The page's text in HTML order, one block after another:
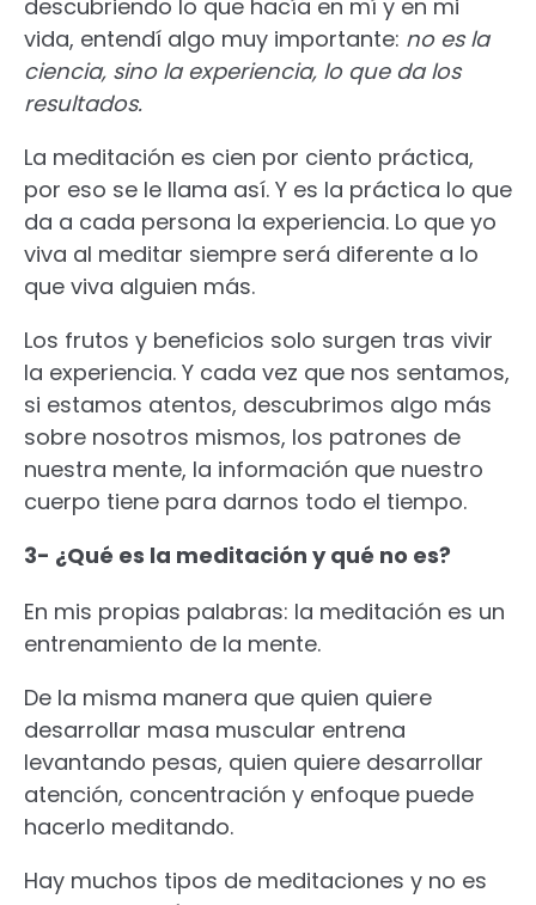
descubriendo lo que hacía en mí y en mi
vida, entendí algo muy importante: no es la
ciencia, sino la experiencia, lo que da los
resultados.
La meditación es cien por ciento práctica,
por eso se le llama así. Y es la práctica lo que
da a cada persona la experiencia. Lo que yo
viva al meditar siempre será diferente a lo
que viva alguien más.
Los frutos y beneficios solo surgen tras vivir
la experiencia. Y cada vez que nos sentamos,
si estamos atentos, descubrimos algo más
sobre nosotros mismos, los patrones de
nuestra mente, la información que nuestro
cuerpo tiene para darnos todo el tiempo.
3- ¿Qué es la meditación y qué no es?
En mis propias palabras: la meditación es un
entrenamiento de la mente.
De la misma manera que quien quiere
desarrollar masa muscular entrena
levantando pesas, quien quiere desarrollar
atención, concentración y enfoque puede
hacerlo meditando.
Hay muchos tipos de meditaciones y no es